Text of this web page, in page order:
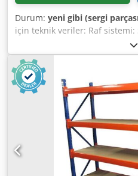
Durum: yeni gibi (sergi
için teknik veriler: Raf sistemi:
Teslimat kapsamına şunlar
ikinci seçim Malzeme rengi:
profili: 60 x 40 x 1,25 mm
QV71|71| 3 net genişlik:
kullanılan versiyon: kompl.
istenmeden kaldırmaya karşı
hakkında genel bilgi: Bu ürün
mevcuttur. Bunun ötesinde
veya sevkiyat, teslimat yeri
olarak bizden ayrıca talep
ilişkilidir. Dcedpohtippofx